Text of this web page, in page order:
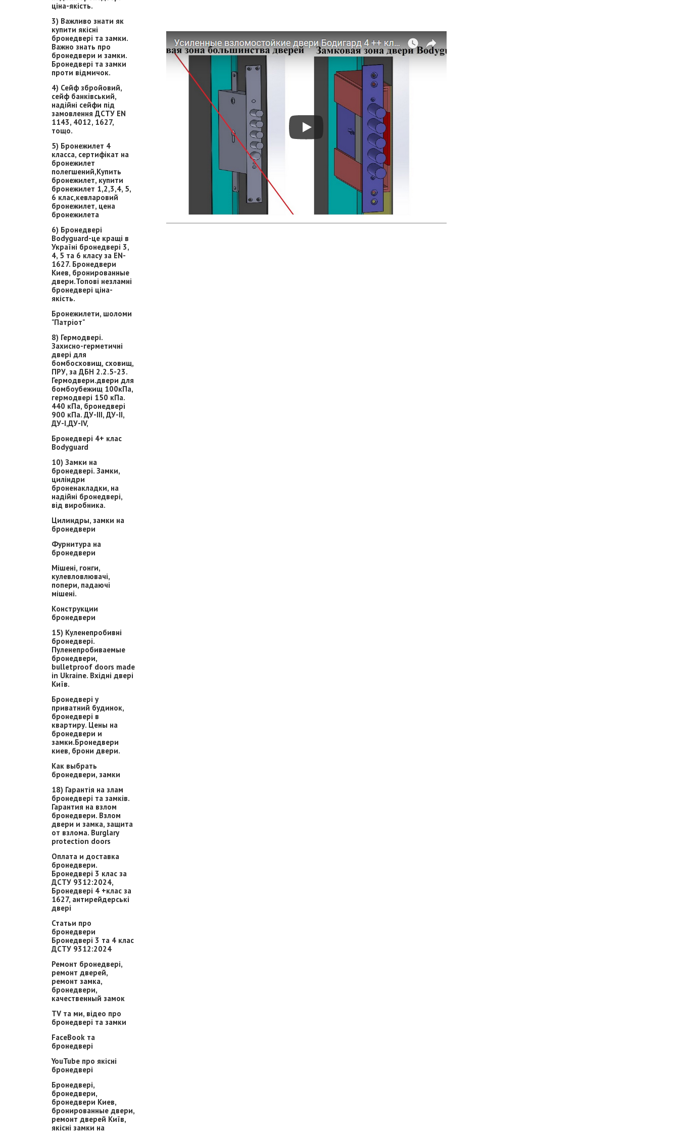
ціна-якість.
3) Важливо знати як
купити якісні
бронедвері та замки.
Важно знать про
бронедвери и замки.
Бронедвері та замки
проти відмичок.
4) Сейф збройовий,
сейф банківський,
надійні сейфи під
замовлення ДСТУ EN
1143, 4012, 1627,
тощо.
5) Бронежилет 4
класса, сертифікат на
бронежилет
полегшений,Купить
бронежилет, купити
бронежилет 1,2,3,4, 5,
6 клас,кевларовий
бронежилет, цена
бронежилета
6) Бронедвері
Bodyguard-це кращі в
Україні бронедвері 3,
4, 5 та 6 класу за EN-
1627. Бронедвери
Киев, бронированные
двери.Топові незламні
бронедвері ціна-
якість.
Бронежилети, шоломи
"Патріот"
8) Гермодвері.
Захисно-герметичні
двері для
бомбосховищ, сховищ,
ПРУ, за ДБН 2.2.5-23.
Гермодвери.двери для
бомбоубежищ 100кПа,
гермодвері 150 кПа.
440 кПа, бронедвері
900 кПа. ДУ-ІІІ, ДУ-ІІ,
ДУ-І,ДУ-ІV,
Бронедвері 4+ клас
Bodyguard
10) Замки на
бронедвері. Замки,
циліндри
броненакладки, на
надійні бронедвері,
від виробника.
Цилиндры, замки на
бронедвери
Фурнитура на
бронедвери
Мішені, гонги,
кулевловлювачі,
попери, падаючі
мішені.
Конструкции
бронедвери
15) Куленепробивні
бронедвері.
Пуленепробиваемые
бронедвери,
bulletproof doors made
in Ukraine. Вхідні двері
Київ.
Бронедвері у
приватний будинок,
бронедвері в
квартиру. Цены на
бронедвери и
замки.Бронедвери
киев, брони двери.
Как выбрать
бронедвери, замки
18) Гарантія на злам
бронедвері та замків.
Гарантия на взлом
бронедвери. Взлом
двери и замка, защита
от взлома. Burglary
protection doors
Оплата и доставка
бронедвери.
Бронедвері 3 клас за
ДСТУ 9312:2024,
Бронедвері 4 +клас за
1627, антирейдерські
двері
Статьи про
бронедвери
Бронедвері 3 та 4 клас
ДСТУ 9312:2024
Ремонт бронедвері,
ремонт дверей,
ремонт замка,
бронедвери,
качественный замок
TV та ми, відео про
бронедвері та замки
FaceBook та
бронедвері
YouTube про якісні
бронедвері
Бронедвері,
бронедвери,
бронедвери Киев,
бронированные двери,
ремонт дверей Київ,
якісні замки на